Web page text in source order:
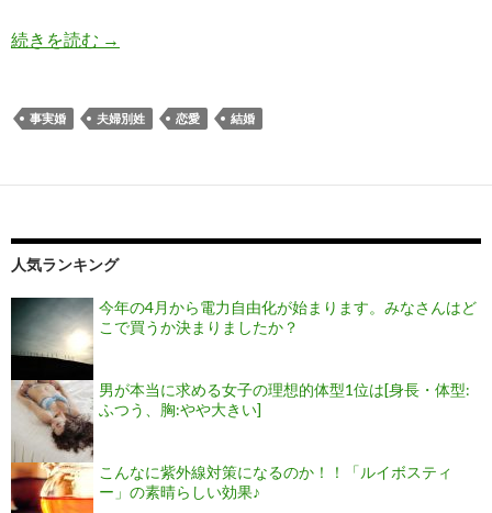
続きを読む 籍を入れなくても問題はない？事実婚のメリッ
→
事実婚 夫婦別姓 恋愛 結婚
人気ランキング
今年の4月から電力自由化が始まります。みなさんはど
こで買うか決まりましたか？
男が本当に求める女子の理想的体型1位は[身長・体型:
ふつう、胸:やや大きい]
こんなに紫外線対策になるのか！！「ルイボスティ
ー」の素晴らしい効果♪